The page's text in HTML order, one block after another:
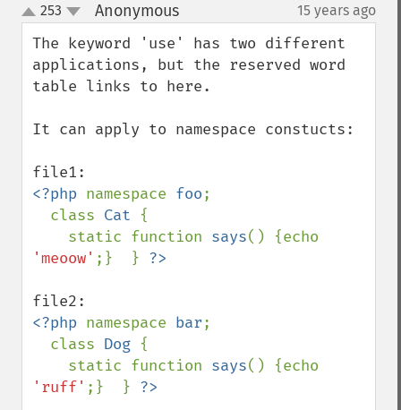
up
down
253 Anonymous¶ 15 years ago
The keyword 'use' has two different
applications, but the reserved word
table links to here.
It can apply to namespace constucts:
<?php namespace foo;
  class
Cat {
    static function
says
'meoow' ;}  }
<?php namespace bar;
  class
Dog {
    static function
says
'ruff' ;}  }